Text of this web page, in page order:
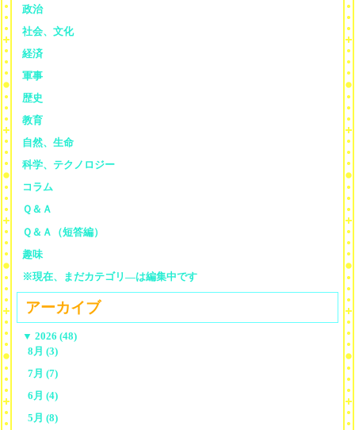
政治
社会、文化
経済
軍事
歴史
教育
自然、生命
科学、テクノロジー
コラム
Ｑ＆Ａ
Ｑ＆Ａ（短答編）
趣味
※現在、まだカテゴリ—は編集中です
アーカイブ
▼ 2026 (48)
8月 (3)
7月 (7)
6月 (4)
5月 (8)